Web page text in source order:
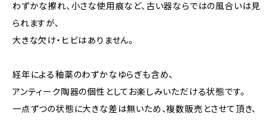
わずかな擦れ、小さな使用痕など、古い器ならではの風合いは見
られますが、
大きな欠け・ヒビはありません。
経年による釉薬のわずかなゆらぎも含め、
アンティーク陶器の個性としてお楽しみいただける状態です。
一点ずつの状態に大きな差は無いため、複数販売とさせて頂き、